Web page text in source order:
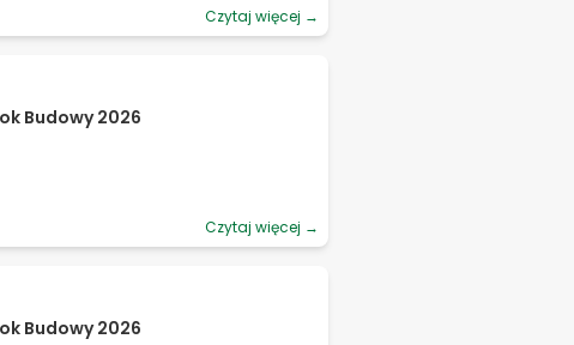
Czytaj więcej →
Budowy 2026
Czytaj więcej →
Budowy 2026